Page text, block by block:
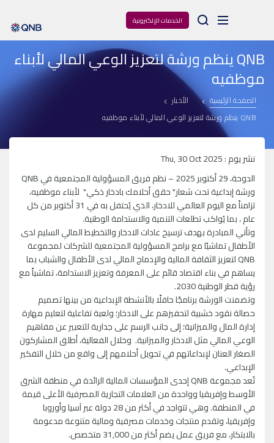
الخدمات الإلكترونية Arama
QNB ينظم ورشة لتعزيز الوعي المالي لأبناء
موظفيه
الصفحة الرئيسية
الأخبار
QNB ينظم ورشة لتعزيز الوعي المالي لأبناء موظفيه
نشر يوم : Thu, 30 Oct 2025
الدوحة، 29 أكتوبر 2025 – نظم فريق المسؤولية المجتمعية في QNB
ورشة إبداعية تحت شعار" حقق أحلامك بادخار ذكي" لأبناء موظفيه،
تزامناً مع اليوم العالمي للادخار، الذي يُحتفل به في 31 أكتوبر من كل
عام ، بما يُواكب تطلعات التنمية والاستدامة الوطنية.
وتأتي المبادرة بهدف ترسيخ عادات الادخار والتخطيط المالي السليم لدى
الأطفال تماشيًا مع برامج المسؤولية المجتمعية للشركات لمجموعة
QNB لتعزيز الثقافة المالية والإدماج المالي لدى الأطفال والشباب بما
يساهم في بناء اقتصاد قائم على المعرفة وتعزيز الاستدامة، تماشياً مع
رؤية قطر الوطنية 2030.
وتضمنت الورشة برنامجًا حافلًا بالأنشطة الإبداعية من بينها تصميم
حصالة نقود خشبية لتحفيزهم على الادخار؛ ولعبة تفاعلية لتعليم مهارة
إدارة المال والميزانية؛ إلى جانب الرسم على جدارية للتعبير عن مفاهيم
الوعي المالي مثل الادخار والميزانية. وخلال الفعالية، أطلق المشاركون
الصغار العنان لإبداعاتهم في تحويل أحلامهم إلى واقع من خلال التفكير
الإبداعي.
تُعد مجموعة QNB إحدى المؤسسات المالية الرائدة في منطقة الشرق
الأوسط وإفريقيا وواحدة من العلامات التجارية المصرفية الأعلى قيمة
في المنطقة. وهي تتواجد في أكثر من 28 دولة عبر آسيا وأوروبا
وإفريقيا، وتقدم منتجات وخدمات مصرفية ومالية متنوعة مدعومة
بالابتكار، مع فريق عمل يضم أكثر من 31,000 متخصص.